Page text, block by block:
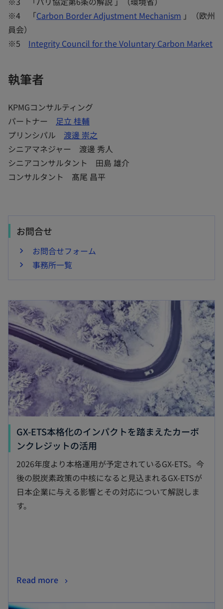
※4 「Carbon Border Adjustment Mechanism 」（欧州
員会）
※5 Integrity Council for the Voluntary Carbon Market
執筆者
KPMGコンサルティング
パートナー 足立 桂輔
プリンシパル 渡邊 崇之
シニアマネジャー 渡邊 秀人
シニアコンサルタント 田島 雄介
コンサルタント 髙尾 昌平
お問合せ
お問合せフォーム
事務所一覧
GX-ETS本格化のインパクトを踏まえたカーボ
ンクレジットの活用
し
い
タ
2026年度より本格運用が予定されているGX-ETS。今
後の脱炭素政策の中核になると見込まれるGX-ETSが
日本企業に与える影響とその対応について解説しま
す。
Read more
新しいタブで開く
新しいタブで開く